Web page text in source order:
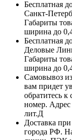
Бесплатная
Санкт-
Габариты
ширина до
Бесплатная
Деловые
Габариты
ширина до
Самовывоз из
вам придет
обратитесь к
номер. Адрес
лит.Д
Доставка
города РФ.